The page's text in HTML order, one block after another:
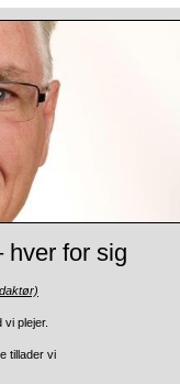
hver for sig
plejer.
tillader vi